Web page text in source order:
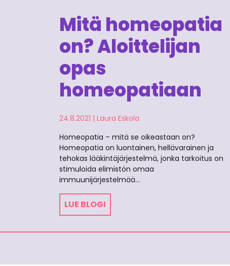
Mitä homeopatia
on? Aloittelijan
opas
homeopatiaan
24.8.2021 | Laura Eskola
Homeopatia – mitä se oikeastaan on?
Homeopatia on luontainen, hellävarainen ja
tehokas lääkintäjärjestelmä, jonka tarkoitus on
stimuloida elimistön omaa
immuunijärjestelmää…
LUE BLOGI